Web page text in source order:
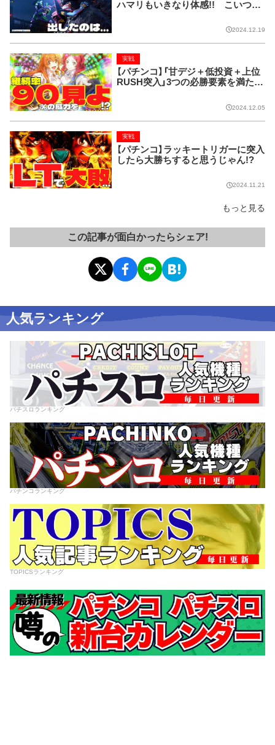
ハマリもいきなり体感!! こいつは
2024.12.19
【パチンコ】「甘デジ＋低投資＋上位
RUSH突入」3つの必勝要素を満たし
実戦
2024.12.05
【パチンコ】ラッキートリガーに突入
したら大勝ちすると思うじゃん!?
実戦
2024.11.21
もっと見る
この記事が面白かったらシェア!
人気ランキング
パチスロランキング
パチンコランキング
TOPICSランキング